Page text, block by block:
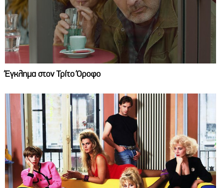
Έγκλημα στον Τρίτο Όροφο